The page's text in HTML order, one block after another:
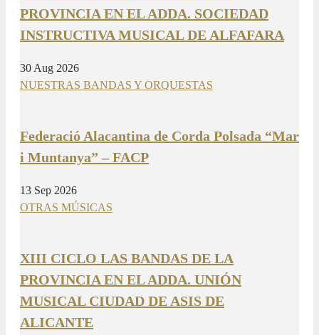
PROVINCIA EN EL ADDA. SOCIEDAD
INSTRUCTIVA MUSICAL DE ALFAFARA
30 Aug 2026
NUESTRAS BANDAS Y ORQUESTAS
Federació Alacantina de Corda Polsada “Mar
i Muntanya” – FACP
13 Sep 2026
OTRAS MÚSICAS
XIII CICLO LAS BANDAS DE LA
PROVINCIA EN EL ADDA. UNIÓN
MUSICAL CIUDAD DE ASIS DE
ALICANTE